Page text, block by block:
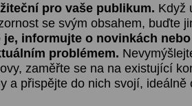
pro vaše publikum. Když
se svým obsahem, buďte
je, informujte o novinkách
problémem.
zaměřte se na na existující
a přispějte do nich svojí, ideálně